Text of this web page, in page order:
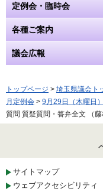
定例会・臨時会
各種ご案内
議会広報
トップページ > 埼玉県議会ト
月定例会 > 9月29日（木曜日）
質問 質疑質問・答弁全文 （藤
サイトマップ
ウェブアクセシビリティ